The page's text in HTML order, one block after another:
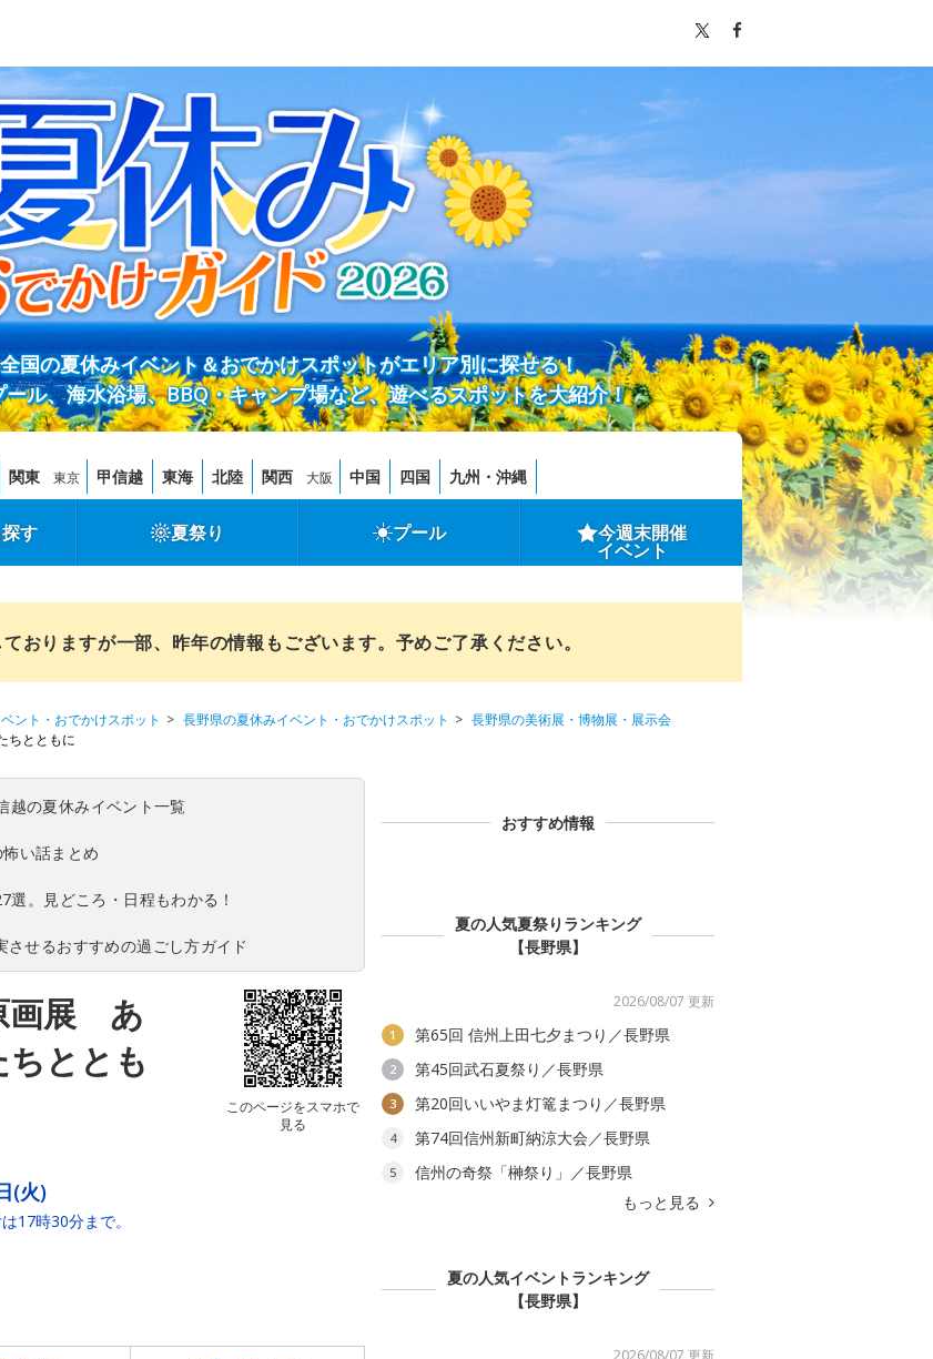
国の夏休みイベント＆おでかけスポットがエリア別に探せる！
ル、海水浴場、BBQ・キャンプ場など、遊べるスポットを大紹介！
関東 東京 甲信越 東海 北陸 関西 大阪 中国 四国 九州・沖縄
す 夏祭り プール 今週末開催
イベント
おりますが一部、昨年の情報もございます。予めご了承ください。
ント・おでかけスポット 長野県の夏休みイベント・おでかけスポット
長野県の美術展・博物展・展示会
ちとともに
越の夏休みイベント一覧
い話まとめ
選。見どころ・日程もわかる！
させるおすすめの過ごし方ガイド
画展 あ
ととも
このページをスマホで
見る
(火)
17時30分まで。
おすすめ情報
夏の人気夏祭りランキング
【長野県】
2026/08/07 更新
1 第65回 信州上田七夕まつり／長野県
2 第45回武石夏祭り／長野県
3 第20回いいやま灯篭まつり／長野県
4 第74回信州新町納涼大会／長野県
5
信州の奇祭「榊祭り」／長野県
もっと見る
夏の人気イベントランキング
【長野県】